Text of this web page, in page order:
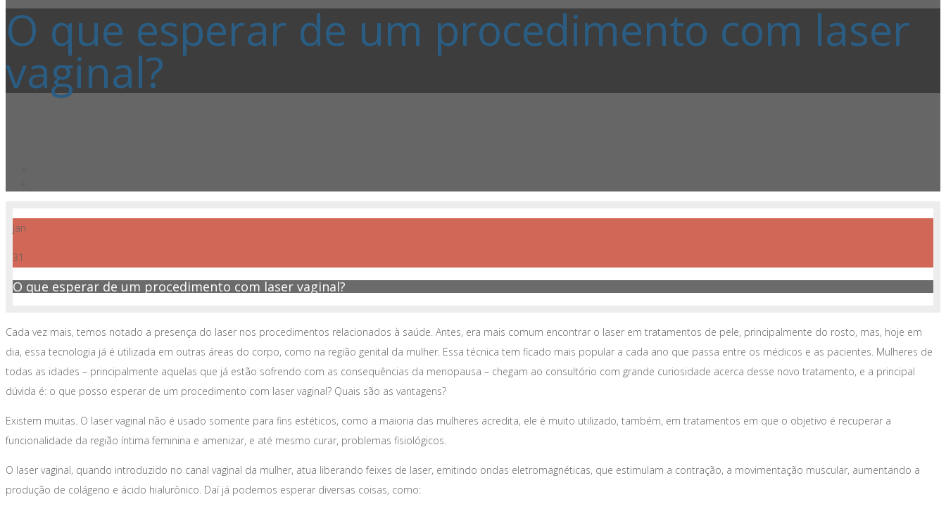
O que esperar de um procedimento com laser
vaginal?
jan
31
O que esperar de um procedimento com laser vaginal?
Cada vez mais, temos notado a presença do laser nos procedimentos relacionados à saúde. Antes, era mais comum encontrar o laser em tratamentos de pele, principalmente do rosto, mas, hoje em
dia, essa tecnologia já é utilizada em outras áreas do corpo, como na região genital da mulher. Essa técnica tem ficado mais popular a cada ano que passa entre os médicos e as pacientes. Mulheres de
todas as idades – principalmente aquelas que já estão sofrendo com as consequências da menopausa – chegam ao consultório com grande curiosidade acerca desse novo tratamento, e a principal
dúvida é: o que posso esperar de um procedimento com laser vaginal? Quais são as vantagens?
Existem muitas. O laser vaginal não é usado somente para fins estéticos, como a maioria das mulheres acredita, ele é muito utilizado, também, em tratamentos em que o objetivo é recuperar a
funcionalidade da região íntima feminina e amenizar, e até mesmo curar, problemas fisiológicos.
O laser vaginal, quando introduzido no canal vaginal da mulher, atua liberando feixes de laser, emitindo ondas eletromagnéticas, que estimulam a contração, a movimentação muscular, aumentando a
produção de colágeno e ácido hialurônico. Daí já podemos esperar diversas coisas, como: